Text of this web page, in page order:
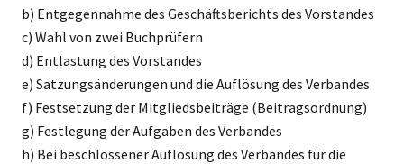
b) Entgegennahme des Geschäftsberichts des Vorstandes
c) Wahl von zwei Buchprüfern
d) Entlastung des Vorstandes
e) Satzungsänderungen und die Auflösung des Verbandes
f) Festsetzung der Mitgliedsbeiträge (Beitragsordnung)
g) Festlegung der Aufgaben des Verbandes
h) Bei beschlossener Auflösung des Verbandes für die